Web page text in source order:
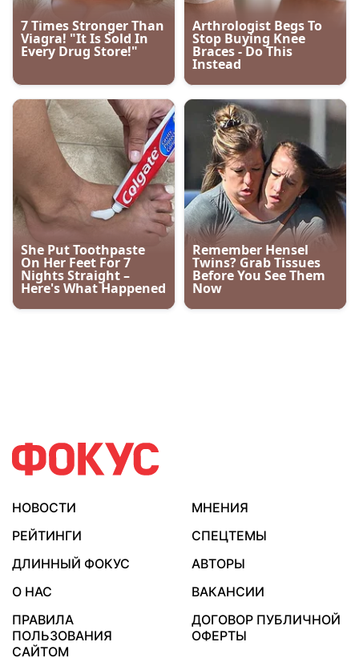
НОВОСТИ
МНЕНИЯ
РЕЙТИНГИ
СПЕЦТЕМЫ
ДЛИННЫЙ ФОКУС
АВТОРЫ
О НАС
ВАКАНСИИ
ПРАВИЛА
ПОЛЬЗОВАНИЯ
САЙТОМ
ДОГОВОР ПУБЛИЧНОЙ
ОФЕРТЫ